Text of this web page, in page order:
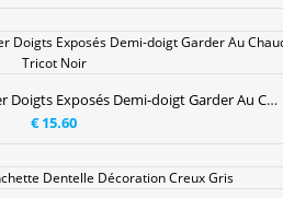
Gant Femme De Laine Hiver Doigts Exposés Demi-doigt Garder Au Chaud Tricot Noir
€ 15.60